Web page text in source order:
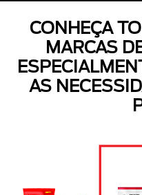
CONHEÇA
MARCAS
AS